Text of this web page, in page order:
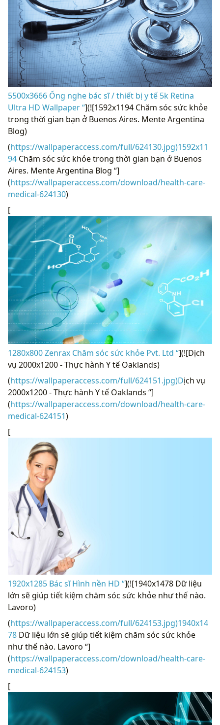
5500x3666 Ống nghe bác sĩ / thiết bị y tế 5k Retina
Ultra HD Wallpaper “](![1592x1194 Chăm sóc sức khỏe
trong thời gian bạn ở Buenos Aires. Mente Argentina
Blog)
(https://wallpaperaccess.com/full/624130.jpg)1592x11
94 Chăm sóc sức khỏe trong thời gian bạn ở Buenos
Aires. Mente Argentina Blog “]
(https://wallpaperaccess.com/download/health-care-
medical-624130)
[
1280x800 Zenrax Chăm sóc sức khỏe Pvt. Ltd “](![Dịch
vụ 2000x1200 - Thực hành Y tế Oaklands)
(https://wallpaperaccess.com/full/624151.jpg)Dịch vụ
2000x1200 - Thực hành Y tế Oaklands “]
(https://wallpaperaccess.com/download/health-care-
medical-624151)
[
1920x1285 Bác sĩ Hình nền HD “](![1940x1478 Dữ liệu
lớn sẽ giúp tiết kiệm chăm sóc sức khỏe như thế nào.
Lavoro)
(https://wallpaperaccess.com/full/624153.jpg)1940x14
78 Dữ liệu lớn sẽ giúp tiết kiệm chăm sóc sức khỏe
như thế nào. Lavoro “]
(https://wallpaperaccess.com/download/health-care-
medical-624153)
[